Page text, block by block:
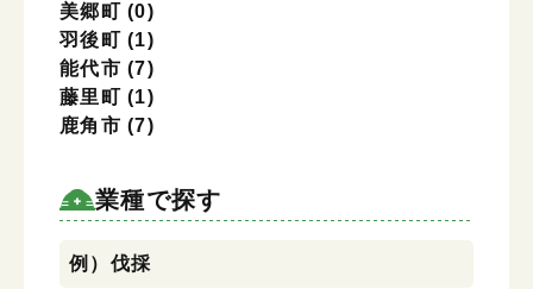
美郷町 (0)
羽後町 (1)
能代市 (7)
藤里町 (1)
鹿角市 (7)
業種で探す
業種で探す
例）伐採